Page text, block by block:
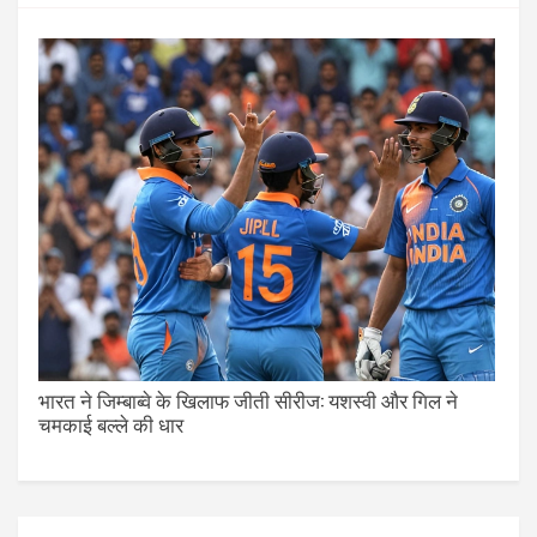
भारत ने जिम्बाब्वे के खिलाफ जीती सीरीज: यशस्वी और गिल ने
चमकाई बल्ले की धार